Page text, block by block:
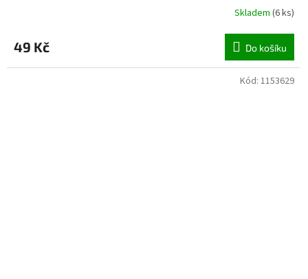
Skladem (6 ks)
49 Kč Do košíku
Kód: 1153629